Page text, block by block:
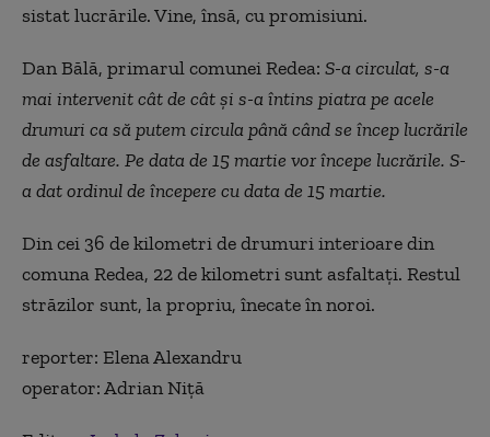
sistat lucrările. Vine, însă, cu promisiuni.
Dan Bălă, primarul comunei Redea: S-a circulat, s-a
mai intervenit cât de cât și s-a întins piatra pe acele
drumuri ca să putem circula până când se încep lucrările
de asfaltare. Pe data de 15 martie vor începe lucrările. S-
a dat ordinul de începere cu data de 15 martie.
Din cei 36 de kilometri de drumuri interioare din
comuna Redea, 22 de kilometri sunt asfaltați. Restul
străzilor sunt, la propriu, înecate în noroi.
reporter: Elena Alexandru
operator: Adrian Niță